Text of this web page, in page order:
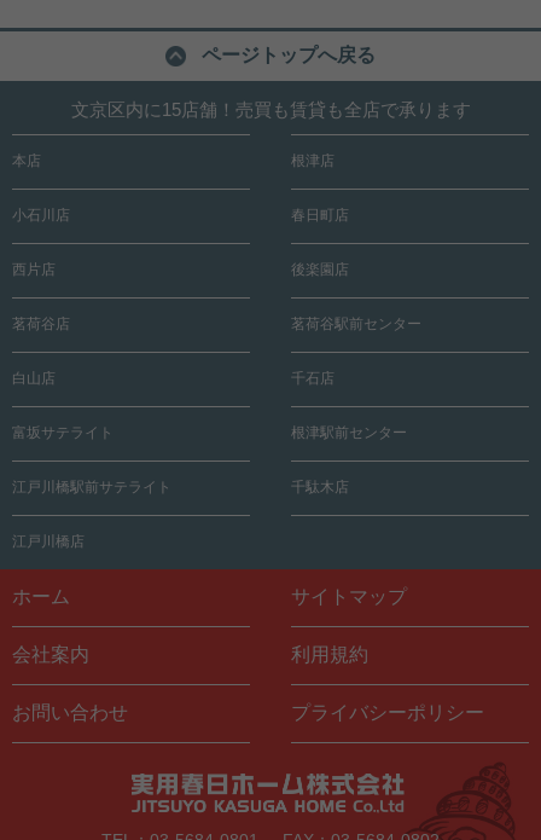
ページトップへ戻る
文京区内に15店舗！売買も賃貸も全店で承ります
本店 根津店
小石川店 春日町店
西片店 後楽園店
茗荷谷店 茗荷谷駅前センター
白山店 千石店
富坂サテライト 根津駅前センター
江戸川橋駅前サテライト 千駄木店
江戸川橋店
ホーム サイトマップ
会社案内 利用規約
お問い合わせ プライバシーポリシー